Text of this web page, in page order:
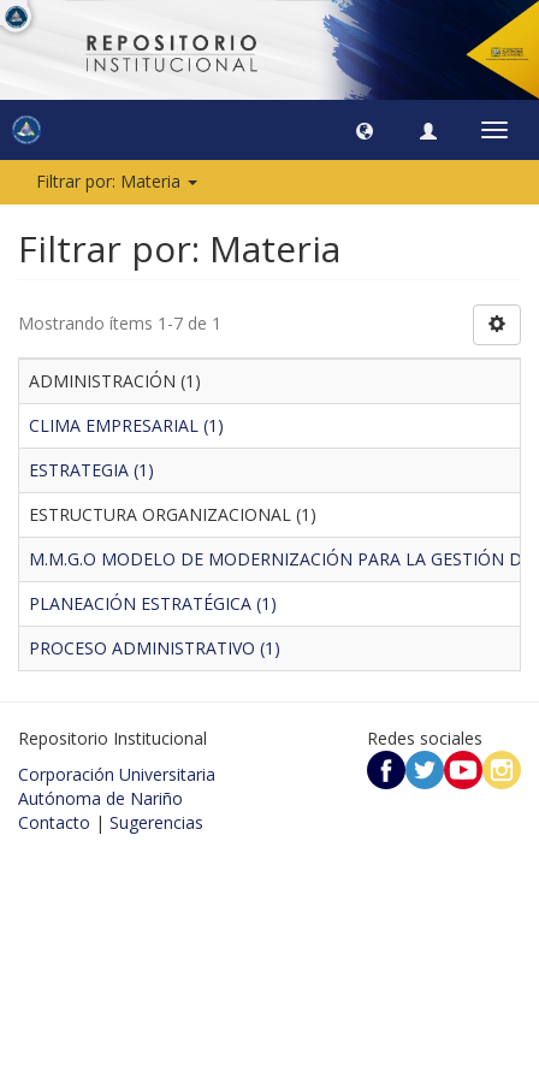
Filtrar por: Materia
Filtrar por: Materia
Mostrando ítems 1-7 de 1
ADMINISTRACIÓN (1)
CLIMA EMPRESARIAL (1)
ESTRATEGIA (1)
ESTRUCTURA ORGANIZACIONAL (1)
M.M.G.O MODELO DE MODERNIZACIÓN PARA LA GESTIÓN DE
PLANEACIÓN ESTRATÉGICA (1)
PROCESO ADMINISTRATIVO (1)
Repositorio Institucional
Corporación Universitaria
Autónoma de Nariño
Contacto | Sugerencias
Redes sociales